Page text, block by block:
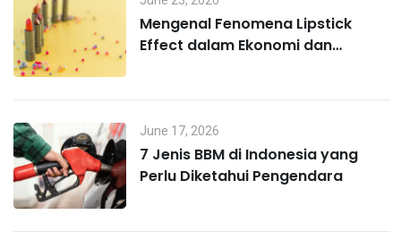
Mengenal Fenomena Lipstick
Effect dalam Ekonomi dan
June 17, 2026
7 Jenis BBM di Indonesia yang
Perlu Diketahui Pengendara